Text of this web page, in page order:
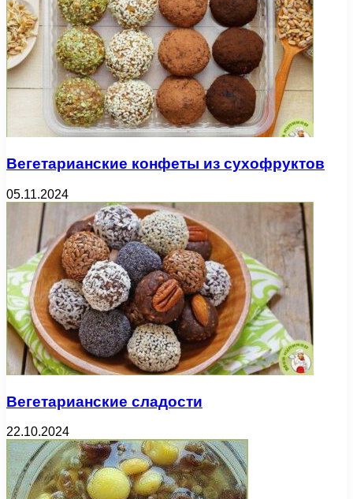
Вегетарианские конфеты из сухофруктов
05.11.2024
Вегетарианские сладости
22.10.2024